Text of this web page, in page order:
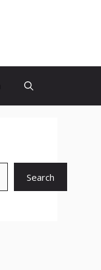
Search